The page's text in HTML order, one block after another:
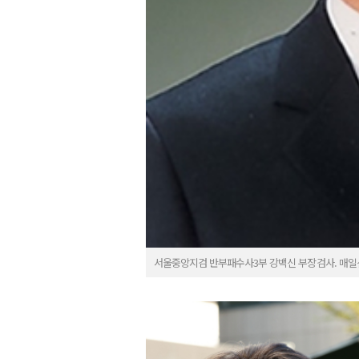
서울중앙지검 반부패수사3부 강백신 부장검사. 매